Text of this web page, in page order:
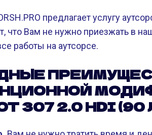
предлагает услугу
что Вам не нужно приезжать в
работы на аутсорсе.
307 2.0 HDI (90